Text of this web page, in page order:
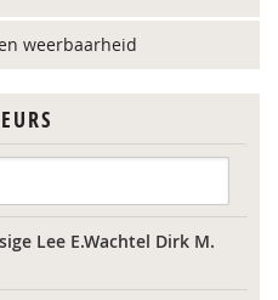
weerbaarheid
Lee E.Wachtel Dirk M.